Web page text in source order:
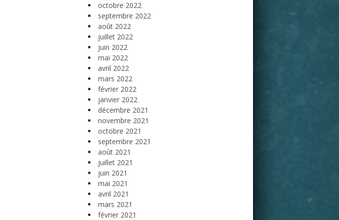
octobre 2022
septembre 2022
août 2022
juillet 2022
juin 2022
mai 2022
avril 2022
mars 2022
février 2022
janvier 2022
décembre 2021
novembre 2021
octobre 2021
septembre 2021
août 2021
juillet 2021
juin 2021
mai 2021
avril 2021
mars 2021
février 2021